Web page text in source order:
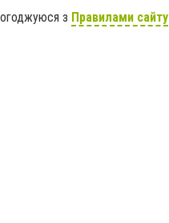
з Правилами сайту